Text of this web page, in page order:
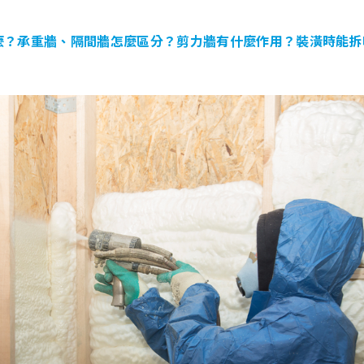
承重牆、隔間牆怎麼區分？剪力牆有什麼作用？裝潢時能